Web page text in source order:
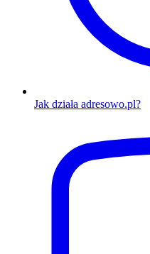
Jak działa adresowo.pl?